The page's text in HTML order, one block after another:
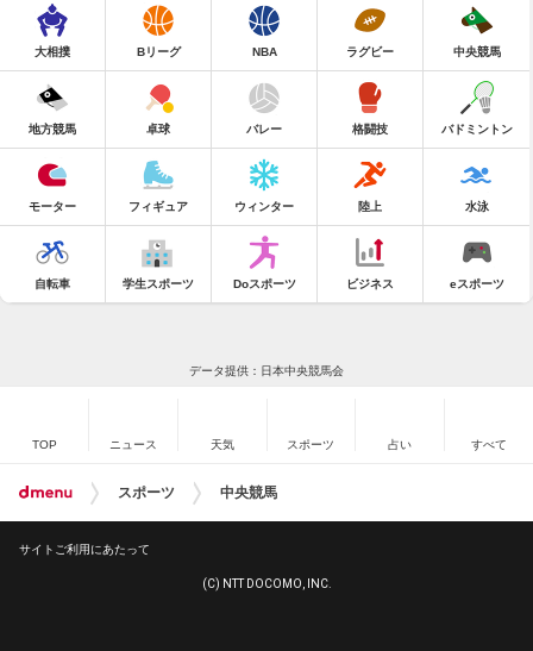
大相撲 Bリーグ NBA ラグビー 中央競馬
地方競馬 卓球 バレー 格闘技 バドミントン
モーター フィギュア ウィンター 陸上 水泳
自転車 学生スポーツ Doスポーツ ビジネス eスポーツ
データ提供：日本中央競馬会
TOP ニュース 天気 スポーツ 占い すべて
スポーツ 中央競馬
サイトご利用にあたって
(C) NTT DOCOMO, INC.